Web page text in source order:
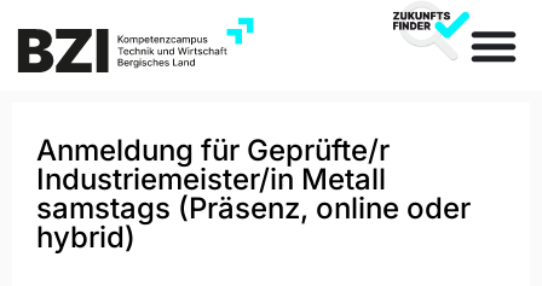
Anmeldung für Geprüfte/r
Industriemeister/in Metall
samstags (Präsenz, online oder
hybrid)